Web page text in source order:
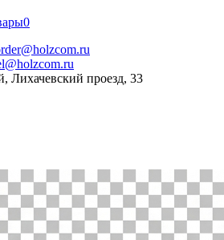
0
Лихачевский проезд, 33